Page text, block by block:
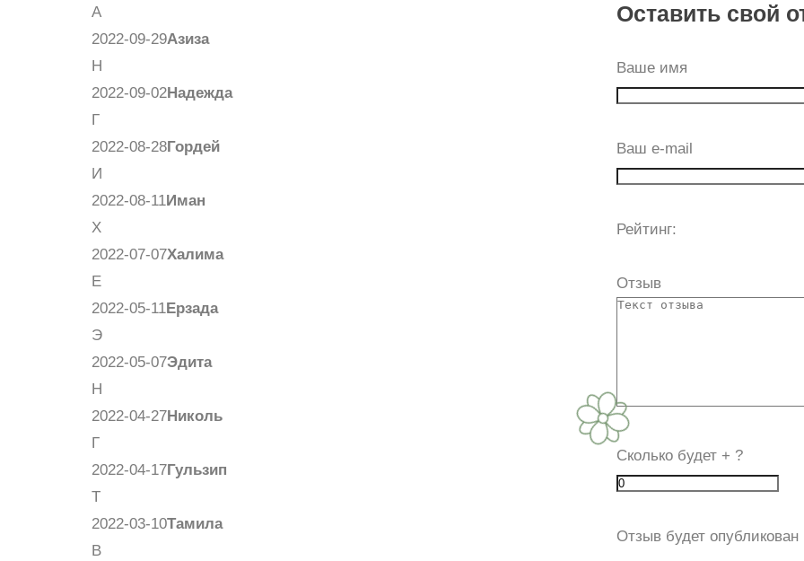
А
2022-09-29Азиза
Н
2022-09-02Надежда
Г
2022-08-28Гордей
И
2022-08-11Иман
Х
2022-07-07Халима
Е
2022-05-11Ерзада
Э
2022-05-07Эдита
Н
2022-04-27Николь
Г
2022-04-17Гульзип
Т
2022-03-10Тамила
В
Оставить свой
Ваше имя
Ваш e-mail
Рейтинг:
Отзыв
Сколько будет + ?
Отзыв будет